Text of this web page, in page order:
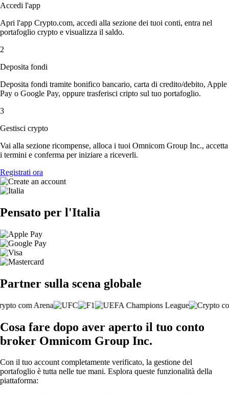
Accedi l'app
Apri l'app Crypto.com, accedi alla sezione dei tuoi conti, entra nel
portafoglio crypto e visualizza il saldo.
2
Deposita fondi
Deposita fondi tramite bonifico bancario, carta di credito/debito, Apple
Pay o Google Pay, oppure trasferisci cripto sul tuo portafoglio.
3
Gestisci crypto
Vai alla sezione ricompense, alloca i tuoi Omnicom Group Inc., accetta
i termini e conferma per iniziare a riceverli.
Registrati ora
Pensato per l'Italia
Partner sulla scena globale
Cosa fare dopo aver aperto il tuo conto
broker Omnicom Group Inc.
Con il tuo account completamente verificato, la gestione del
portafoglio è tutta nelle tue mani. Esplora queste funzionalità della
piattaforma: